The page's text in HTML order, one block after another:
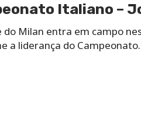
Italiano –
do Milan entra em campo
a liderança do